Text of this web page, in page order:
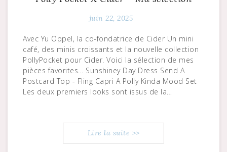
juin 22, 2025
Avec Yu Oppel, la co-fondatrice de Cider Un mini
café, des minis croissants et la nouvelle collection
PollyPocket pour Cider. Voici la sélection de mes
pièces favorites… Sunshiney Day Dress Send A
Postcard Top - Fling Capri A Polly Kinda Mood Set
Les deux premiers looks sont issus de la…
Lire la suite >>